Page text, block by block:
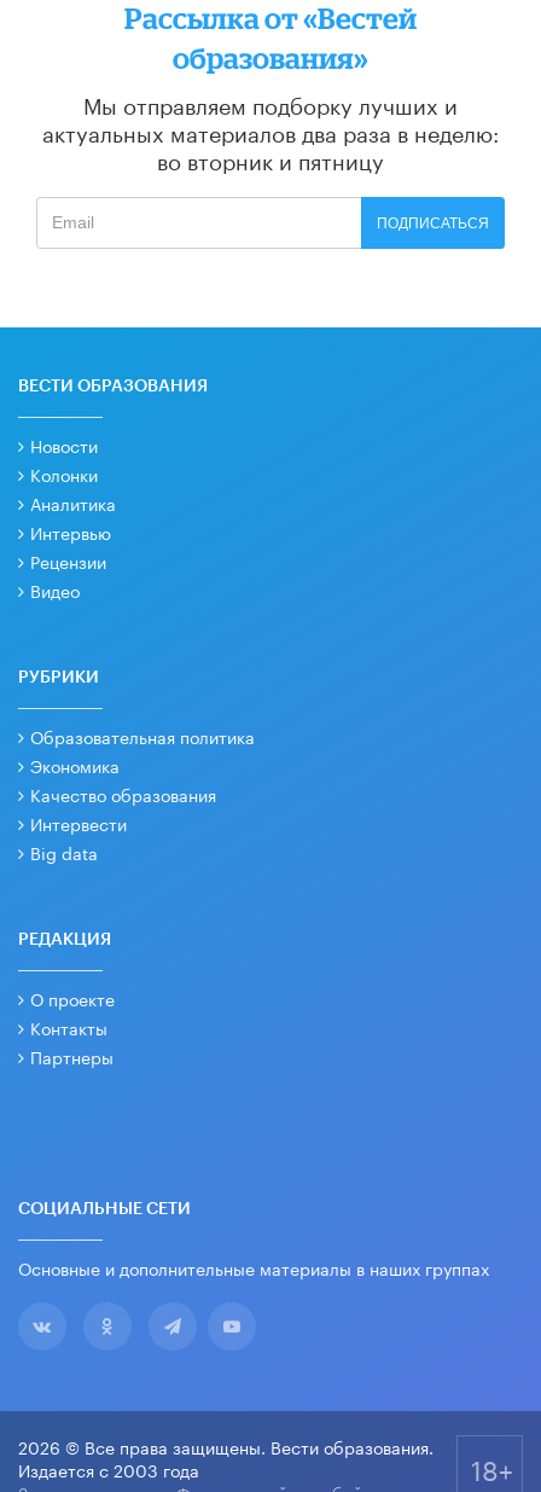
Рассылка от «Вестей
образования»
Мы отправляем подборку лучших и
актуальных материалов два раза в неделю:
во вторник и пятницу
ПОДПИСАТЬСЯ
ВЕСТИ ОБРАЗОВАНИЯ
Новости
Колонки
Аналитика
Интервью
Рецензии
Видео
РУБРИКИ
Образовательная политика
Экономика
Качество образования
Интервести
Big data
РЕДАКЦИЯ
О проекте
Контакты
Партнеры
СОЦИАЛЬНЫЕ СЕТИ
Основные и дополнительные материалы в наших группах
2026 © Все права защищены. Вести образования.
Издается с 2003 года
18+